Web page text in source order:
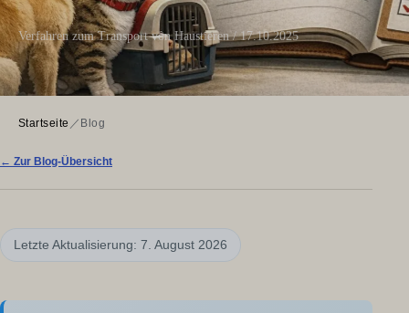
Verfahren zum Transport von Haustieren / 17.10.2025
Startseite ／ Blog
← Zur Blog-Übersicht
Letzte Aktualisierung: 7. August 2026